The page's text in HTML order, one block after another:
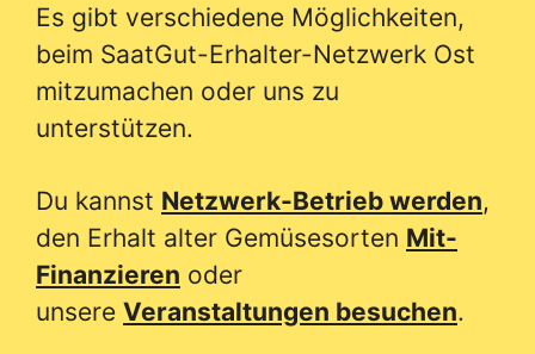
Es gibt verschiedene Möglichkeiten,
beim SaatGut-Erhalter-Netzwerk Ost
mitzumachen oder uns zu
unterstützen.
Du kannst Netzwerk-Betrieb werden,
den Erhalt alter Gemüsesorten Mit-
Finanzieren oder
unsere Veranstaltungen besuchen.